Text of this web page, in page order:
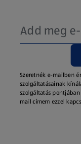
Szeretnék e-mailben
szolgáltatásainak
szolgáltatás
mail címem ezzel